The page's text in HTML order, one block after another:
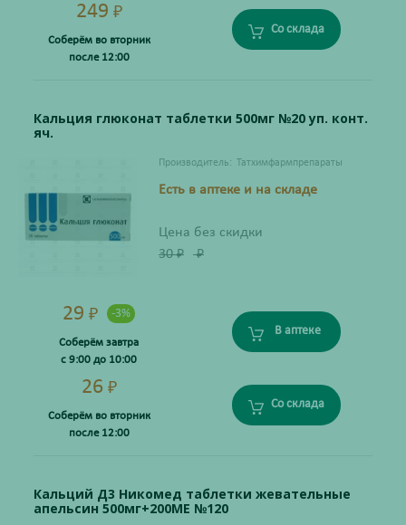
249 ₽
Соберём во вторник
после 12:00
Со склада
Кальция глюконат таблетки 500мг №20 уп. конт.
яч.
Производитель: Татхимфармпрепараты
Есть в аптеке и на складе
Цена без скидки
30₽ ₽
29 ₽ -3%
Соберём завтра
с 9:00 до 10:00
В аптеке
26 ₽
Соберём во вторник
после 12:00
Со склада
Кальций Д3 Никомед таблетки жевательные
апельсин 500мг+200МЕ №120